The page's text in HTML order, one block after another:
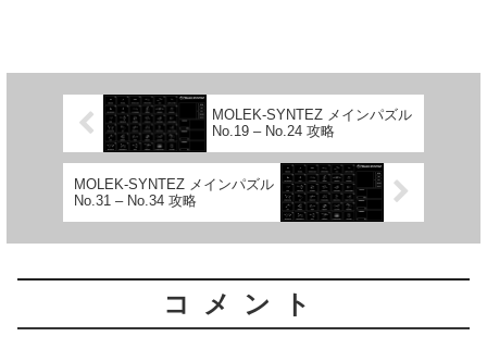
MOLEK-SYNTEZ メインパズル
No.19 – No.24 攻略
MOLEK-SYNTEZ メインパズル
No.31 – No.34 攻略
コメント